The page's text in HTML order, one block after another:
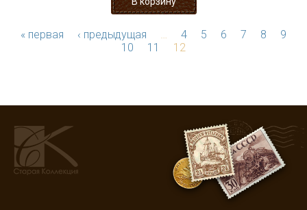
« первая ‹ предыдущая … 4 5 6 7 8
9
10
11 12